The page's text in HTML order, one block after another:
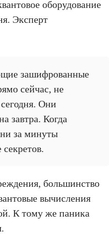
оборудование
Эксперт
зашифрованные
сейчас, не
Они
завтра. Когда
за минуты
большинство
вычисления
К тому же паника